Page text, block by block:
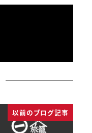
以前のブログ記事